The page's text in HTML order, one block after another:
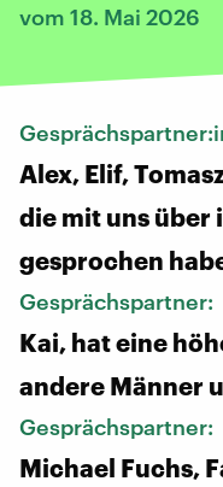
vom 18. Mai 2026
Alex, Elif,
die mit uns über
gesprochen
Gesprächspartner:
Kai, hat eine
andere Männer
Gesprächspartner:
Michael Fuchs,